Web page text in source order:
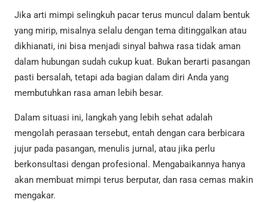
Jika arti mimpi selingkuh pacar terus muncul dalam bentuk
yang mirip, misalnya selalu dengan tema ditinggalkan atau
dikhianati, ini bisa menjadi sinyal bahwa rasa tidak aman
dalam hubungan sudah cukup kuat. Bukan berarti pasangan
pasti bersalah, tetapi ada bagian dalam diri Anda yang
membutuhkan rasa aman lebih besar.
Dalam situasi ini, langkah yang lebih sehat adalah
mengolah perasaan tersebut, entah dengan cara berbicara
jujur pada pasangan, menulis jurnal, atau jika perlu
berkonsultasi dengan profesional. Mengabaikannya hanya
akan membuat mimpi terus berputar, dan rasa cemas makin
mengakar.